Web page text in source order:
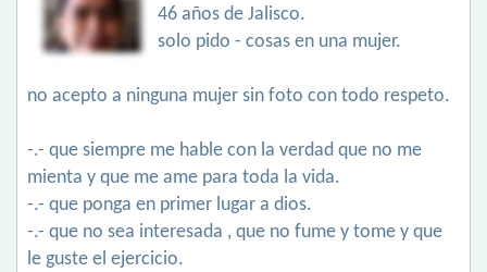
46 años de Jalisco.
solo pido - cosas en una mujer.
no acepto a ninguna mujer sin foto con todo respeto.
-.- que siempre me hable con la verdad que no me
mienta y que me ame para toda la vida.
-.- que ponga en primer lugar a dios.
-.- que no sea interesada , que no fume y tome y que
le guste el ejercicio.